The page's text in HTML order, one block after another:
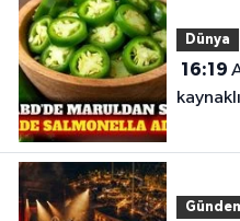
Dünya
16:19